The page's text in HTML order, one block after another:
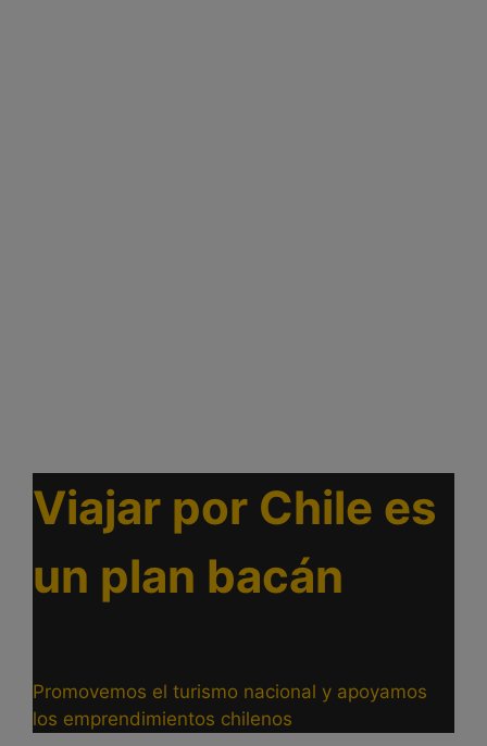
Viajar por Chile es
un plan bacán
Promovemos el turismo nacional y apoyamos
los emprendimientos chilenos